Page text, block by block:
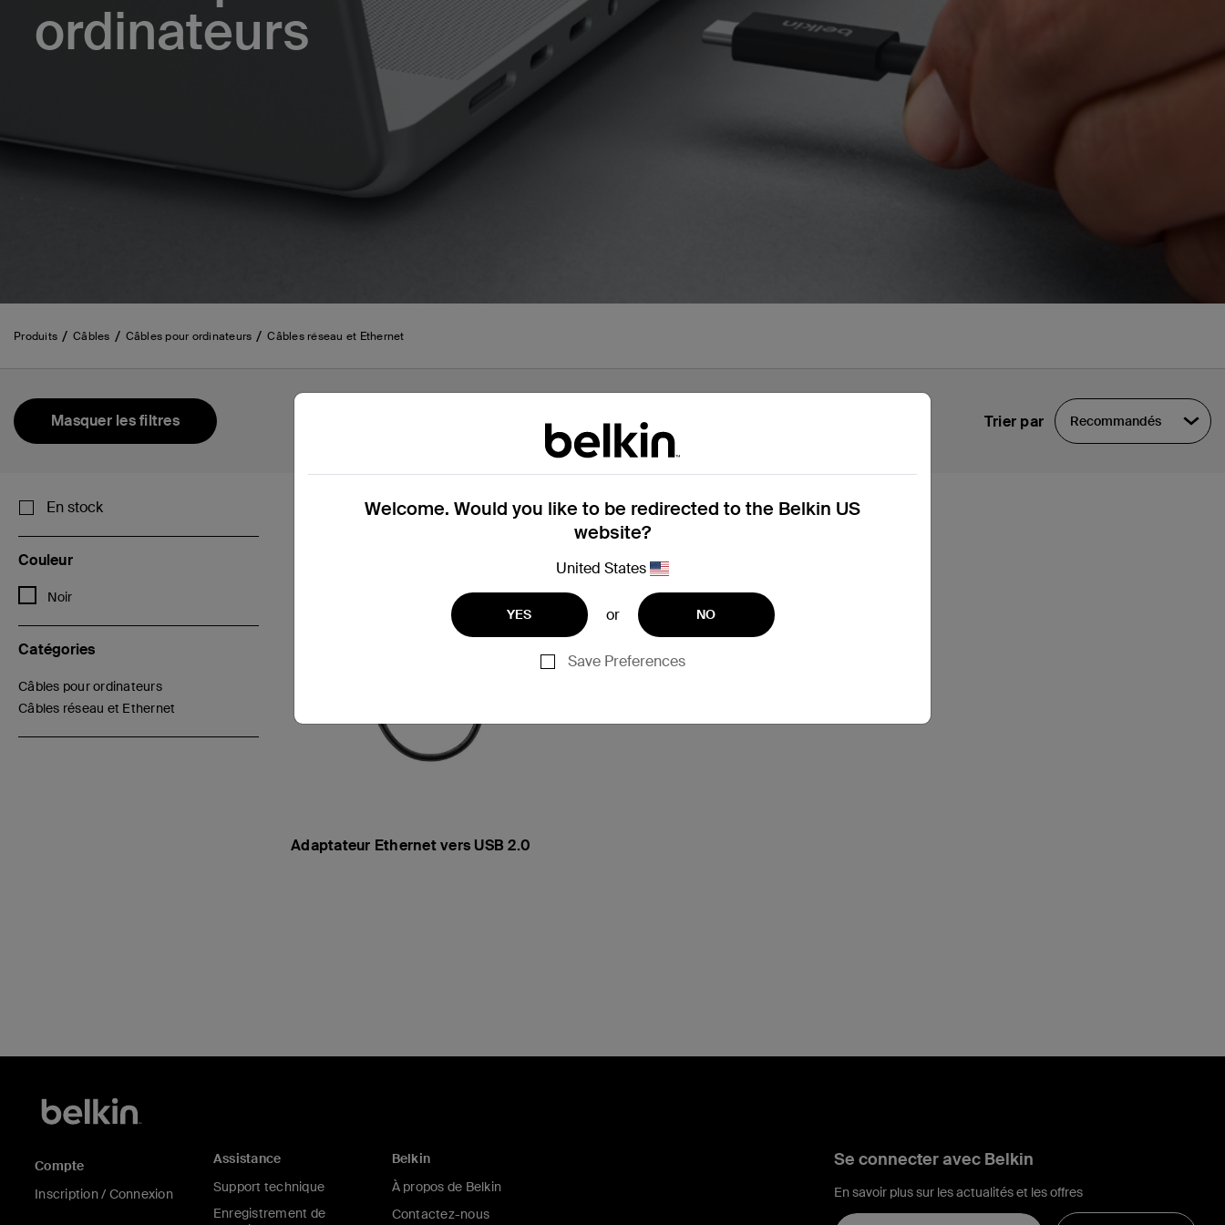
ordinateurs
Produits Câbles Câbles pour ordinateurs Câbles réseau et Ethernet
Masquer les filtres Trier par Recommandés
En stock
Couleur
Noir
Affiner par Couleur: Noir
Catégories
Câbles pour ordinateurs
Affiner par Catégories: Câbles pour ordinateurs
Câbles réseau et Ethernet
sélectionné(s) Actuellement affiné par Catégories: Câbles réseau et Ethernet
Adaptateur Ethernet vers USB 2.0
Welcome. Would you like to be redirected to the Belkin US
website?
United States
YES or NO
Save Preferences
Compte
Inscription / Connexion
Assistance
Support technique
Enregistrement de
Belkin
À propos de Belkin
Contactez-nous
Se connecter avec Belkin
En savoir plus sur les actualités et les offres